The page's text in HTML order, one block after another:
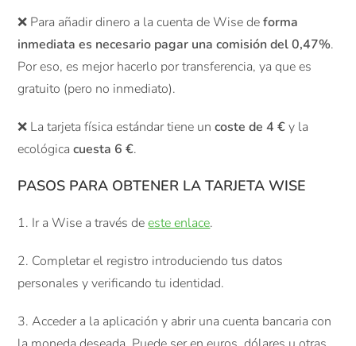
❌ Para añadir dinero a la cuenta de Wise deforma
inmediata es necesario pagar una comisión del 0,47%.
Por eso, es mejor hacerlo por transferencia, ya que es
gratuito (pero no inmediato).
❌ La tarjeta física estándar tiene uncoste de 4 €y la
ecológicacuesta 6 €.
PASOS PARA OBTENER LA TARJETA WISE
1. Ir a Wise a través deeste enlace.
2. Completar el registro introduciendo tus datos
personales y verificando tu identidad.
3. Acceder a la aplicación y abrir una cuenta bancaria con